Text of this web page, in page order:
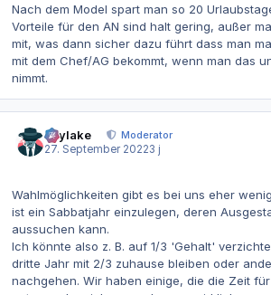
Nach dem Model spart man so 20
Vorteile für den AN sind halt gering, außer
mit, was dann sicher dazu führt dass man
mit dem Chef/AG bekommt, wenn man das
nimmt.
skylake
Moderator
27. September 20223 j
Wahlmöglichkeiten gibt es bei uns eher
ist ein Sabbatjahr einzulegen, deren
aussuchen kann.
Ich könnte also z. B. auf 1/3 'Gehalt'
dritte Jahr mit 2/3 zuhause bleiben oder
nachgehen. Wir haben einige, die die Zeit